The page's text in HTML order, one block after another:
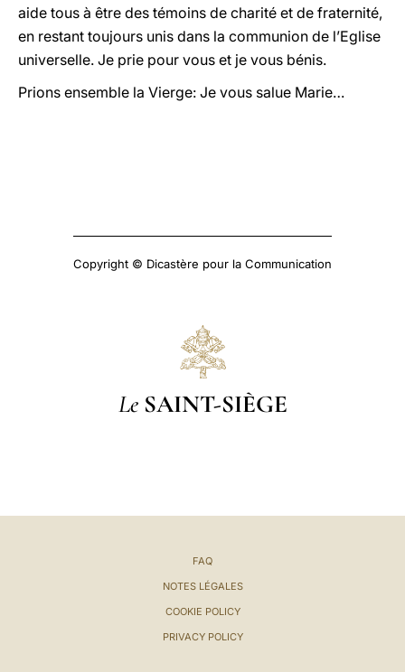
aide tous à être des témoins de charité et de fraternité,
en restant toujours unis dans la communion de l’Eglise
universelle. Je prie pour vous et je vous bénis.
Prions ensemble la Vierge: Je vous salue Marie…
Copyright © Dicastère pour la Communication
Le SAINT-SIÈGE
FAQ
NOTES LÉGALES
COOKIE POLICY
PRIVACY POLICY